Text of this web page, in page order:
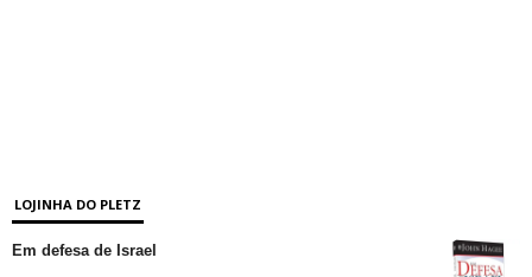
LOJINHA DO PLETZ
Em defesa de Israel